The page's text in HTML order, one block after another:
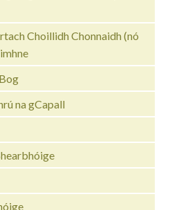
Choillidh Chonnaidh (nó
na gCapall